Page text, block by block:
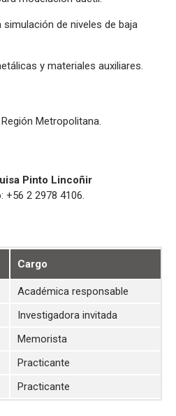
simulación de niveles de baja
y materiales auxiliares.
Metropolitana.
Pinto Lincoñir
+56 2 2978 4106.
Cargo
Académica responsable
Investigadora invitada
Memorista
Practicante
Practicante